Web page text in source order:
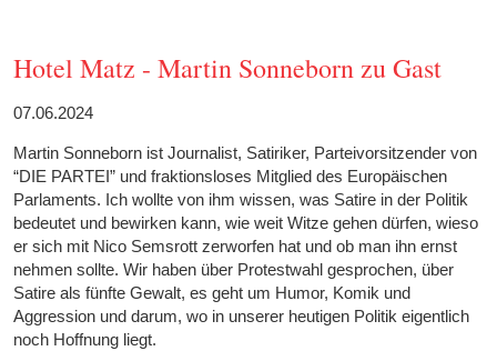
Hotel Matz - Martin Sonneborn zu Gast
07.06.2024
Martin Sonneborn ist Journalist, Satiriker, Parteivorsitzender von
“DIE PARTEI” und fraktionsloses Mitglied des Europäischen
Parlaments. Ich wollte von ihm wissen, was Satire in der Politik
bedeutet und bewirken kann, wie weit Witze gehen dürfen, wieso
er sich mit Nico Semsrott zerworfen hat und ob man ihn ernst
nehmen sollte. Wir haben über Protestwahl gesprochen, über
Satire als fünfte Gewalt, es geht um Humor, Komik und
Aggression und darum, wo in unserer heutigen Politik eigentlich
noch Hoffnung liegt.